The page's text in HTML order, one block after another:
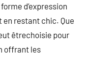
d’expression
restant chic. Que
êtrechoisie pour
offrant les